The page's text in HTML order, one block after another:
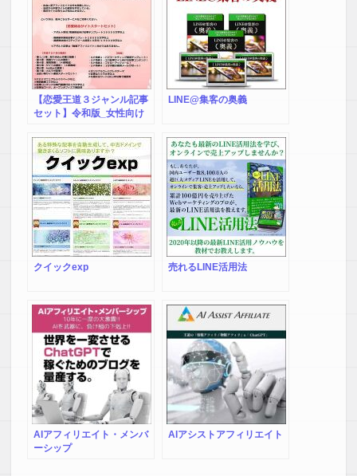
【恋愛王道３ジャンル記事
セット】令和版_女性向け
LINE@集客の奥義
クイックexp 売れるLINE活用法
AIアフィリエイト・メンバ
ーシップ
AIアシストアフィリエイト